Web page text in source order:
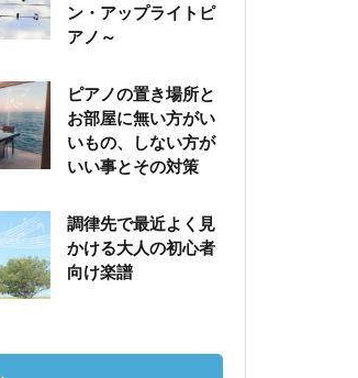
ン・アップライトピ
アノ～
ピアノの置き場所と
お部屋に無い方がい
いもの、しない方が
いい事とその対策
調律先で最近よく見
かける大人の初心者
向け楽譜